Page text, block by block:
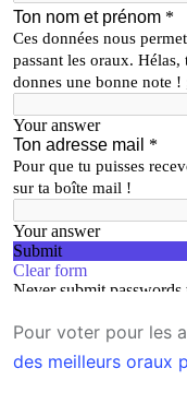
Pour voter pour les
des meilleurs oraux